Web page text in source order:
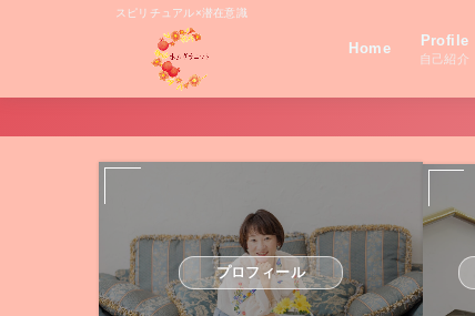
スピリチュアル×潜在意識
Home Profile
自己紹介
プロフィール